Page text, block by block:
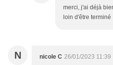
merci, j'ai déjà
loin d'être
N nicole C 26/01/2023 11:39